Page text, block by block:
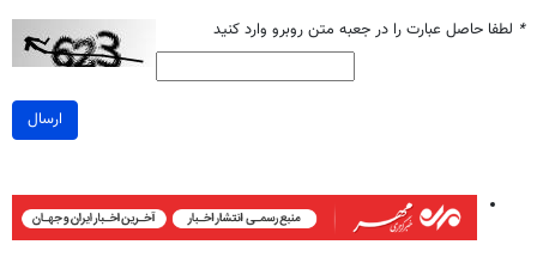
* لطفا حاصل عبارت را در جعبه متن روبرو وارد کنید
ارسال